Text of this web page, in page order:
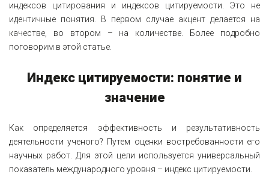
индексов цитирования и индексов цитируемости. Это не
идентичные понятия. В первом случае акцент делается на
качестве, во втором – на количестве. Более подробно
поговорим в этой статье.
Индекс цитируемости: понятие и
значение
Как определяется эффективность и результативность
деятельности ученого? Путем оценки востребованности его
научных работ. Для этой цели используется универсальный
показатель международного уровня – индекс цитируемости.